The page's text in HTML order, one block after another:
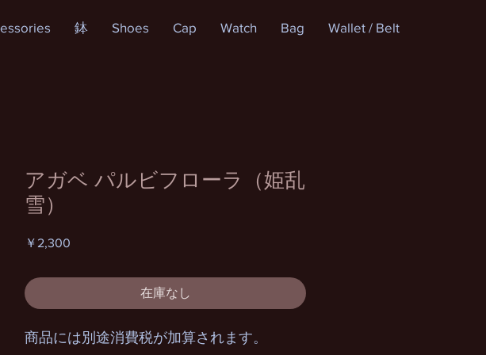
鉢 Shoes Cap Watch Bag Wallet / Belt
アガベ パルビフローラ（姫乱
雪）
￥2,300
在庫なし
商品には別途消費税が加算されます。